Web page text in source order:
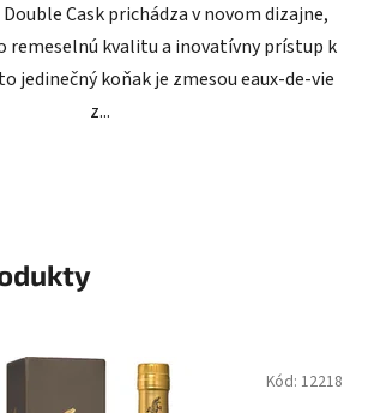
Cask prichádza v novom dizajne,
remeselnú kvalitu a inovatívny prístup k
jedinečný koňak je zmesou eaux-de-vie
z...
Kód: 12218